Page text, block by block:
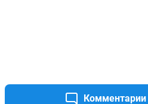
Комментарии